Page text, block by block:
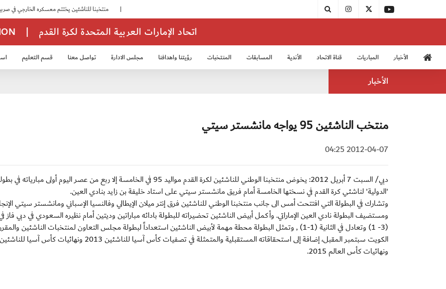
| اتحاد الإمارات العربية المتحدة لكرة القدم
الأخبار المباريات قناة الاتحاد الأندية المسابقات المنتخبات رؤيتنا واهدافنا مجلس الادارة تواصل معنا قسم التعليم
الأخبار
منتخب الناشئين 95 يواجه مانشستر سيتي
2012-04-07 04:25
دبي/ السبت 7 أبريل 2012: يخوض منتخبنا الوطني للناشئين لكرة القدم مواليد 95 في الخامسة إلا ربع من عصر اليوم أولى
'الدولية' لناشئي كرة القدم في نسختها الخامسة أمام فريق مانشستر سيتي على استاد خليفة بن زايد بنادي العين.
وتشارك في البطولة التي افتتحت أمس الى جانب منتخبنا الوطني للناشئين فرق إنتر ميلان الإيطالي وفالنسيا الإسباني ومانشستر سيتي
ومستضيف البطولة نادي العين الإماراتي. وأكمل أبيض الناشئين تحضيراته للبطولة بادائه مباراتين وديتين أمام نظيره السعودي في دبي فاز
(3- 1) وتعادل في الثانية (1-1) , وتمثل البطولة محطة مهمة لأبيض الناشئين استعداداً لبطولة مجلس التعاون لمنتخبات الناشئين
ونهائيات كأس العالم 2015.